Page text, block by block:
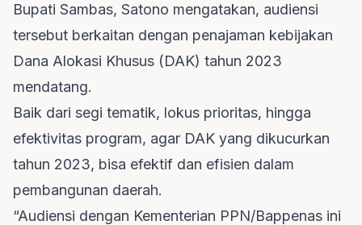
Bupati Sambas, Satono mengatakan, audiensi
tersebut berkaitan dengan penajaman kebijakan
Dana Alokasi Khusus (DAK) tahun 2023
mendatang.
Baik dari segi tematik, lokus prioritas, hingga
efektivitas program, agar DAK yang dikucurkan
tahun 2023, bisa efektif dan efisien dalam
pembangunan daerah.
“Audiensi dengan Kementerian PPN/Bappenas ini